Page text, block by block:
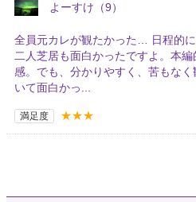
よーすけ（9）
全員元カレが観たかった… 日程的
二人芝居も面白かったですよ。本
感。でも、分かりやすく、苦もな
いて面白かっ...
満足度 ★★★